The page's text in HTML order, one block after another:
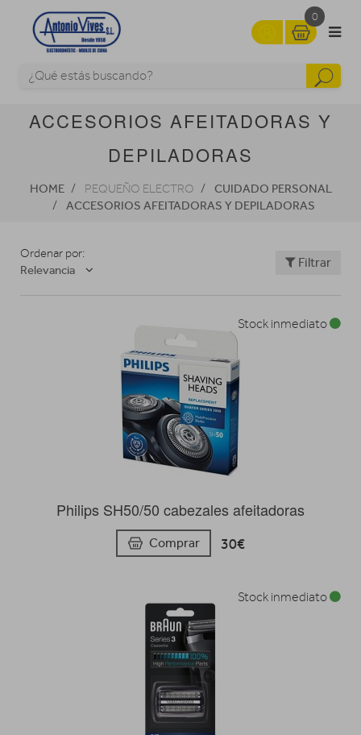
0
ACCESORIOS AFEITADORAS Y
DEPILADORAS
HOME PEQUEÑO ELECTRO
CUIDADO PERSONAL
ACCESORIOS AFEITADORAS Y DEPILADORAS
Ordenar por:
Relevancia
Filtrar
Philips SH50/50 cabezales afeitadoras
Comprar 30€
Stock inmediato
Stock inmediato